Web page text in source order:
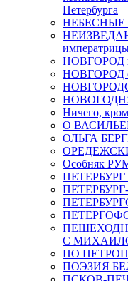
Петербурга
НЕБЕСНЫЕ
НОВГОРОД
НОВГОРОД
Ничего,
О
ОЛЬГА
Особняк
С
ПО
ПОЭЗИЯ